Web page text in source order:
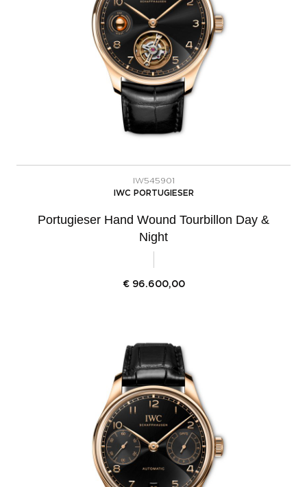
IW545901
IWC PORTUGIESER
Portugieser Hand Wound Tourbillon Day &
Night
€ 96.600,00